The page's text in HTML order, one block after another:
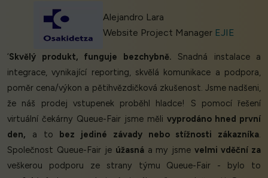
Alejandro Lara
Website Project Manager EJIE
‘Skvělý produkt, funguje bezchybně. Snadná instalace a
integrace, vynikající reporting, skvělá komunikace a podpora,
poměr cena/výkon a pětihvězdičková zkušenost. Jsme nadšeni,
že náš prodej vstupenek proběhl hladce! S pomocí řešení
virtuální čekárny Queue-Fair jsme měli vyprodáno hned první
den, a to bez jediné závady nebo stížnosti zákazníka.
Společnost Queue-Fair je úžasnáa my jsmevelmi vděční za
veškerou podporu ze strany týmu Queue-Fair - bylo to